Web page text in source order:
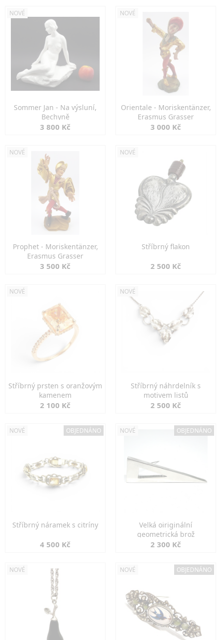
NOVÉ
Sommer Jan - Na výsluní,
Bechyně
3 800 Kč
NOVÉ
Orientale - Moriskentänzer,
Erasmus Grasser
3 000 Kč
NOVÉ
Prophet - Moriskentänzer,
Erasmus Grasser
3 500 Kč
NOVÉ
Stříbrný flakon
2 500 Kč
NOVÉ
Stříbrný prsten s oranžovým
kamenem
2 100 Kč
NOVÉ
Stříbrný náhrdelník s
motivem listů
2 500 Kč
NOVÉ OBJEDNÁNO
Stříbrný náramek s citríny
4 500 Kč
NOVÉ OBJEDNÁNO
Velká oiriginální
geometrická brož
2 300 Kč
NOVÉ NOVÉ OBJEDNÁNO